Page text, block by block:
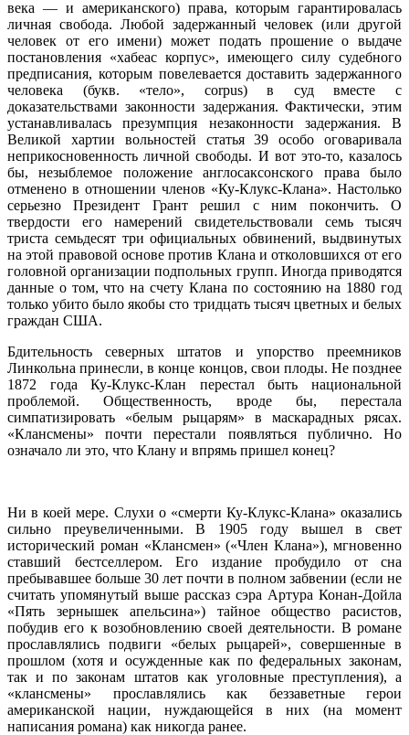
века — и американского) права, которым гарантировалась
личная свобода. Любой задержанный человек (или другой
человек от его имени) может подать прошение о выдаче
постановления «хабеас корпус», имеющего силу судебного
предписания, которым повелевается доставить задержанного
человека (букв. «тело», corpus) в суд вместе с
доказательствами законности задержания. Фактически, этим
устанавливалась презумпция незаконности задержания. В
Великой хартии вольностей статья 39 особо оговаривала
неприкосновенность личной свободы. И вот это-то, казалось
бы, незыблемое положение англосаксонского права было
отменено в отношении членов «Ку-Клукс-Клана». Настолько
серьезно Президент Грант решил с ним покончить. О
твердости его намерений свидетельствовали семь тысяч
триста семьдесят три официальных обвинений, выдвинутых
на этой правовой основе против Клана и отколовшихся от его
головной организации подпольных групп. Иногда приводятся
данные о том, что на счету Клана по состоянию на 1880 год
только убито было якобы сто тридцать тысяч цветных и белых
граждан США.
Бдительность северных штатов и упорство преемников
Линкольна принесли, в конце концов, свои плоды. Не позднее
1872 года Ку-Клукс-Клан перестал быть национальной
проблемой. Общественность, вроде бы, перестала
симпатизировать «белым рыцарям» в маскарадных рясах.
«Клансмены» почти перестали появляться публично. Но
означало ли это, что Клану и впрямь пришел конец?
Ни в коей мере. Слухи о «смерти Ку-Клукс-Клана» оказались
сильно преувеличенными. В 1905 году вышел в свет
исторический роман «Клансмен» («Член Клана»), мгновенно
ставший бестселлером. Его издание пробудило от сна
пребывавшее больше 30 лет почти в полном забвении (если не
считать упомянутый выше рассказ сэра Артура Конан-Дойла
«Пять зернышек апельсина») тайное общество расистов,
побудив его к возобновлению своей деятельности. В романе
прославлялись подвиги «белых рыцарей», совершенные в
прошлом (хотя и осужденные как по федеральных законам,
так и по законам штатов как уголовные преступления), а
«клансмены» прославлялись как беззаветные герои
американской нации, нуждающейся в них (на момент
написания романа) как никогда ранее.